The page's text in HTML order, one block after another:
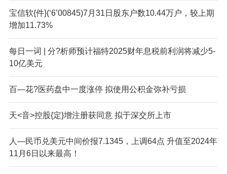
宝信软{件}(‘6’00845)7月31日股东户数10.44万户，较上期
增加11.73%
每日一词 | 分?析师预计福特2025财年息税前利润将减少5-
10亿美元
百—花?医药盘中一度涨停 拟使用公积金弥补亏损
天<音>控股{定}增注册获同意 拟于深交所上市
人—民币兑美元中间价报7.1345，上调64点 升值至2024年
11月6日以来最高！